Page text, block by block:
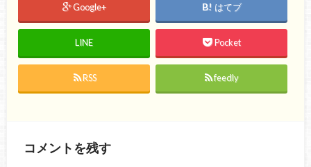
Google+ はてブ
LINE Pocket
RSS feedly
コメントを残す